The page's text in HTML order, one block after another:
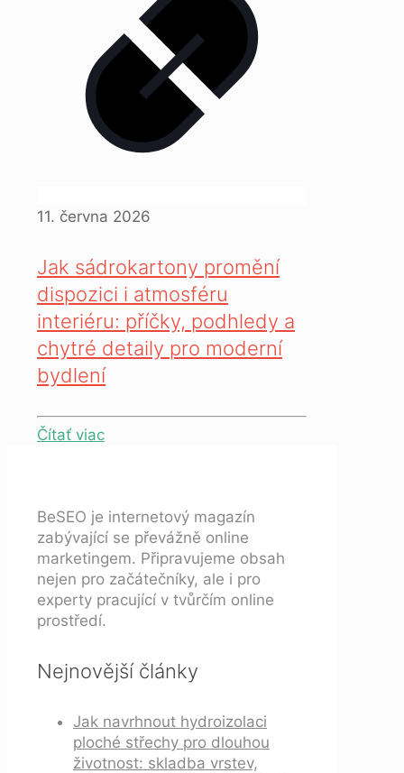
11. června 2026
Jak sádrokartony promění
dispozici i atmosféru
interiéru: příčky, podhledy a
chytré detaily pro moderní
bydlení
Čítať viac
BeSEO je internetový magazín
zabývající se převážně online
marketingem. Připravujeme obsah
nejen pro začátečníky, ale i pro
experty pracující v tvůrčím online
prostředí.
Nejnovější články
Jak navrhnout hydroizolaci
ploché střechy pro dlouhou
životnost: skladba vrstev,